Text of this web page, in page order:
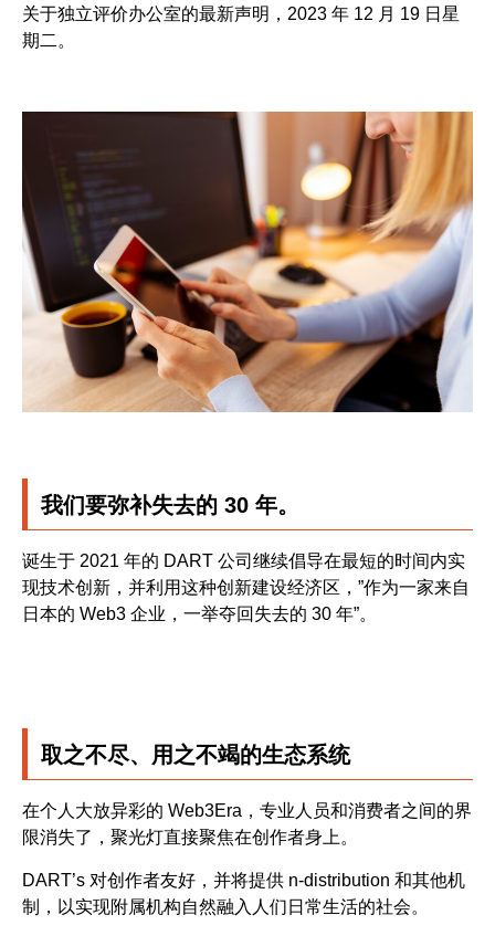
关于独立评价办公室的最新声明，2023 年 12 月 19 日星
期二。
我们要弥补失去的 30 年。
诞生于 2021 年的 DART 公司继续倡导在最短的时间内实
现技术创新，并利用这种创新建设经济区，”作为一家来自
日本的 Web3 企业，一举夺回失去的 30 年”。
取之不尽、用之不竭的生态系统
在个人大放异彩的 Web3Era，专业人员和消费者之间的界
限消失了，聚光灯直接聚焦在创作者身上。
DART’s 对创作者友好，并将提供 n-distribution 和其他机
制，以实现附属机构自然融入人们日常生活的社会。